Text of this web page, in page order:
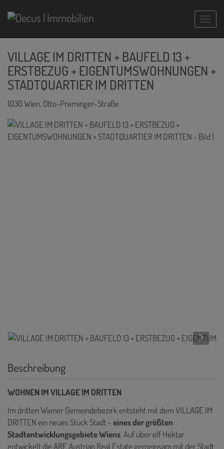
VILLAGE IM DRITTEN + BAUFELD 13 +
ERSTBEZUG + EIGENTUMSWOHNUNGEN +
STADTQUARTIER IM DRITTEN
1030 Wien, Otto-Preminger-Straße
Beschreibung
WOHNEN IM VILLAGE IM DRITTEN
Im dritten Wiener Gemeindebezirk entsteht mit dem VILLAGE IM
DRITTEN ein neues Stück Stadt –eines der größten
Stadtentwicklungsgebiete Wiens. Auf über elf Hektar
entwickelt die ARE Austrian Real Estate gemeinsam mit der Stadt